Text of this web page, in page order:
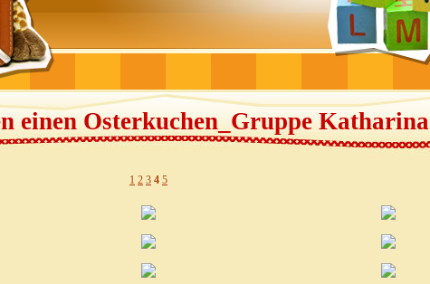
einen Osterkuchen_Gruppe Katharina
1 2 3 4 5